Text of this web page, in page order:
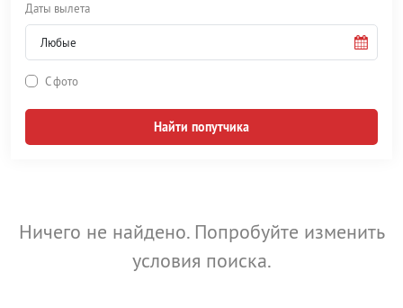
Даты вылета
Найти попутчика
С фото
Ничего не найдено. Попробуйте изменить
условия поиска.